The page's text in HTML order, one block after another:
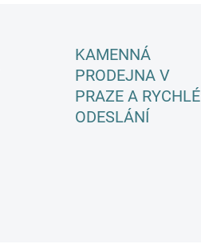
KAMENNÁ
PRODEJNA V
PRAZE A RYCHLÉ
ODESLÁNÍ